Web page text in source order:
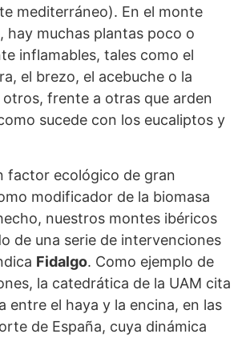
mediterráneo). En el monte
hay muchas plantas poco o
inflamables, tales como el
el brezo, el acebuche o la
frente a otras que arden
sucede con los eucaliptos y
factor ecológico de gran
modificador de la biomasa
nuestros montes ibéricos
de una serie de intervenciones
Fidalgo. Como ejemplo de
la catedrática de la UAM cita
entre el haya y la encina, en las
de España, cuya dinámica